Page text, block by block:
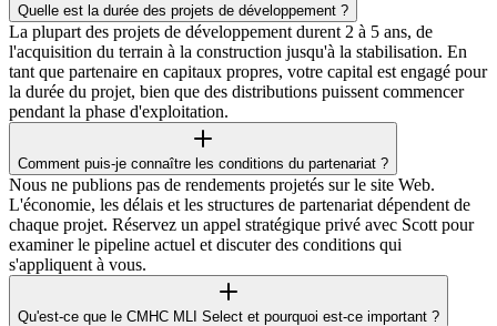
Quelle est la durée des projets de développement ?
La plupart des projets de développement durent 2 à 5 ans, de
l'acquisition du terrain à la construction jusqu'à la stabilisation. En
tant que partenaire en capitaux propres, votre capital est engagé pour
la durée du projet, bien que des distributions puissent commencer
pendant la phase d'exploitation.
Comment puis-je connaître les conditions du partenariat ?
Nous ne publions pas de rendements projetés sur le site Web.
L'économie, les délais et les structures de partenariat dépendent de
chaque projet. Réservez un appel stratégique privé avec Scott pour
examiner le pipeline actuel et discuter des conditions qui
s'appliquent à vous.
Qu'est-ce que le CMHC MLI Select et pourquoi est-ce important ?